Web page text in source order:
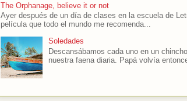
The Orphanage, believe it or not
Ayer después de un día de clases en la escuela de
película que todo el mundo me recomenda...
Soledades
Descansábamos cada uno en un
nuestra faena diaria. Papá volvía